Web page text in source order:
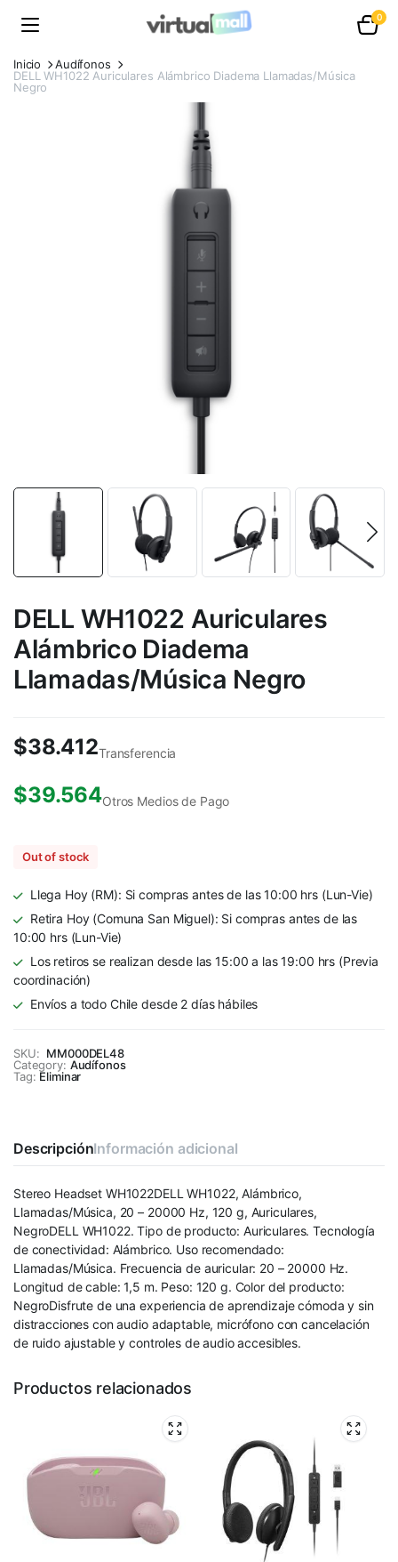
0
Inicio
Audífonos
DELL WH1022 Auriculares Alámbrico Diadema Llamadas/Música
Negro
DELL WH1022 Auriculares
Alámbrico Diadema
Llamadas/Música Negro
$38.412Transferencia
$39.564Otros Medios de Pago
Out of stock
Llega Hoy (RM): Si compras antes de las 10:00 hrs (Lun-Vie)
Retira Hoy (Comuna San Miguel): Si compras antes de las
10:00 hrs (Lun-Vie)
Los retiros se realizan desde las 15:00 a las 19:00 hrs (Previa
coordinación)
Envíos a todo Chile desde 2 días hábiles
SKU: MM000DEL48
Category: Audífonos
Tag: Eliminar
DescripciónInformación adicional
Stereo Headset WH1022DELL WH1022, Alámbrico,
Llamadas/Música, 20 – 20000 Hz, 120 g, Auriculares,
NegroDELL WH1022. Tipo de producto: Auriculares. Tecnología
de conectividad: Alámbrico. Uso recomendado:
Llamadas/Música. Frecuencia de auricular: 20 – 20000 Hz.
Longitud de cable: 1,5 m. Peso: 120 g. Color del producto:
NegroDisfrute de una experiencia de aprendizaje cómoda y sin
distracciones con audio adaptable, micrófono con cancelación
de ruido ajustable y controles de audio accesibles.
Productos relacionados